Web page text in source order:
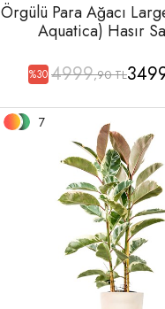
Örgülü Para Ağacı
Aquatica) Hasır
%30 4999,90 TL
7